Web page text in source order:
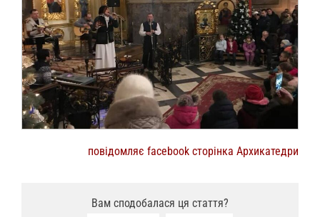
повідомляє facebook сторінка Архикатедри
Вам сподобалася ця стаття?